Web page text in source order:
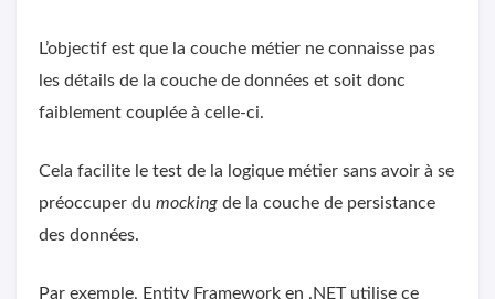
L’objectif est que la couche métier ne connaisse pas
les détails de la couche de données et soit donc
faiblement couplée à celle-ci.
Cela facilite le test de la logique métier sans avoir à se
préoccuper du mocking de la couche de persistance
des données.
Par exemple, Entity Framework en .NET utilise ce